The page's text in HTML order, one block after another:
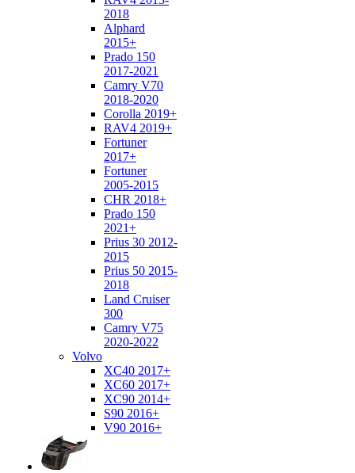
2018
Alphard
2015+
Prado 150
2017-2021
Camry V70
2018-2020
Corolla 2019+
RAV4 2019+
Fortuner
2017+
Fortuner
2005-2015
CHR 2018+
Prado 150
2021+
Prius 30 2012-
2015
Prius 50 2015-
2018
Land Cruiser
300
Camry V75
2020-2022
Volvo
XC40 2017+
XC60 2017+
XC90 2014+
S90 2016+
V90 2016+